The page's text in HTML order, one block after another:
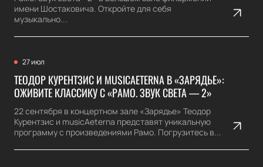
имени Шостаковича. Откройте для себя
музыкально...
27 июл
ТЕОДОР КУРЕНТЗИС И MUSICAETERNA В «ЗАРЯДЬЕ»:
ОЖИВИТЕ КЛАССИКУ С «РАМО. ЗВУК СВЕТА — 2»
22 сентября в концертном зале «Зарядье» Теодор
Курентзис и musicAeterna представят уникальную
программу с произведениями Рамо. Погрузитесь в...